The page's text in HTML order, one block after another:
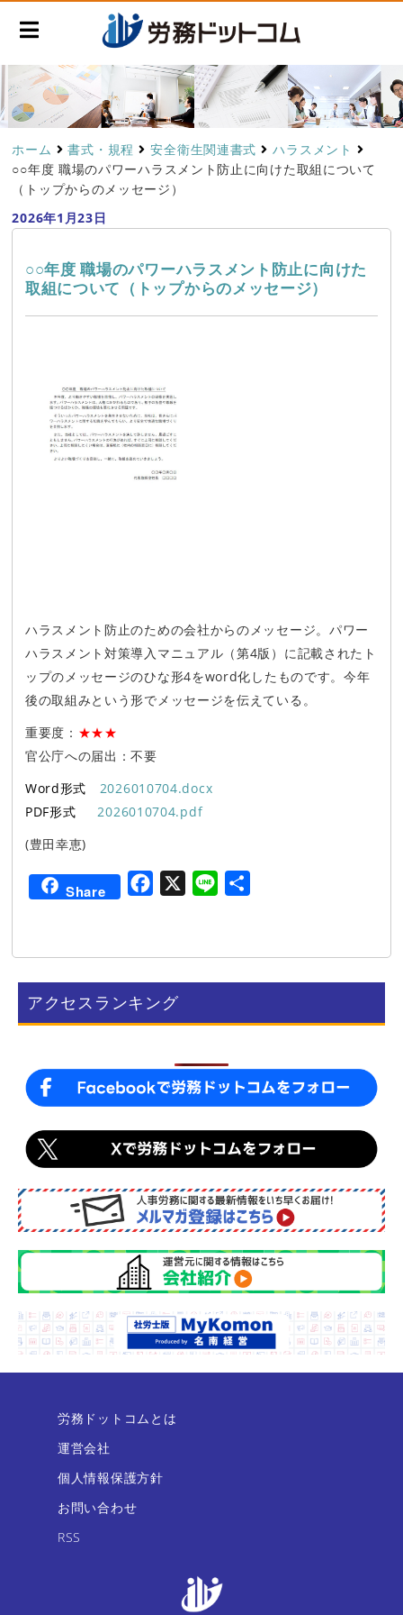
ホーム 書式・規程 安全衛生関連書式
ハラスメント
○○年度 職場のパワーハラスメント防止に向けた取組について
（トップからのメッセージ）
2026年1月23日
○○年度 職場のパワーハラスメント防止に向けた
取組について（トップからのメッセージ）
ハラスメント防止のための会社からのメッセージ。パワー
ハラスメント対策導入マニュアル（第4版）に記載されたト
ップのメッセージのひな形4をword化したものです。今年
後の取組みという形でメッセージを伝えている。
重要度： ★★★
官公庁への届出：不要
Word形式 2026010704.docx
PDF形式2026010704.pdf
(豊田幸恵)
Share
e
b
o
e
アクセスランキング
労務ドットコムとは
運営会社
個人情報保護方針
お問い合わせ
RSS